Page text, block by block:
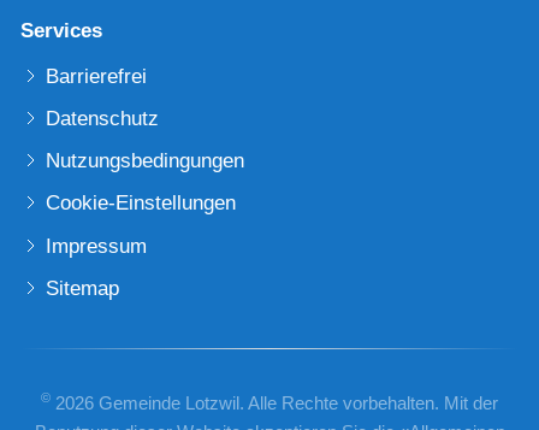
Services
Barrierefrei
Datenschutz
Nutzungsbedingungen
Cookie-Einstellungen
Impressum
Sitemap
© 2026 Gemeinde Lotzwil. Alle Rechte vorbehalten. Mit der